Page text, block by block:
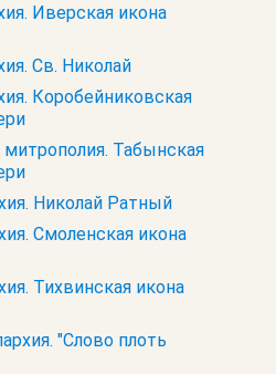
Иверская икона
Св. Николай
Коробейниковская
Табынская
Николай Ратный
Смоленская икона
Тихвинская икона
"Слово плоть